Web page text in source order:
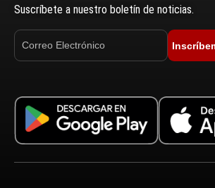
Suscríbete a nuestro boletín de noticias.